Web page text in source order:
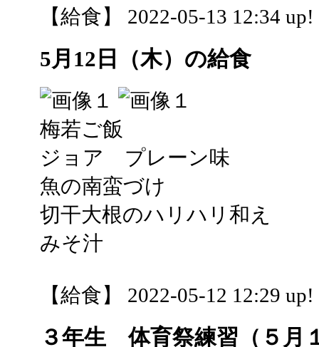
【給食】 2022-05-13 12:34 up!
5月12日（木）の給食
梅若ご飯
ジョア プレーン味
魚の南蛮づけ
切干大根のハリハリ和え
みそ汁
【給食】 2022-05-12 12:29 up!
３年生 体育祭練習（５月